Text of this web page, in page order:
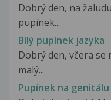
Dobrý den, na
pupínek...
Bílý pupínek jazyka
Dobrý den, včera se
malý...
Pupínek na genitálu